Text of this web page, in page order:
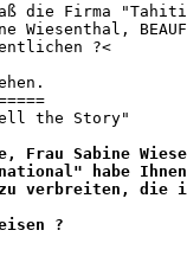
die Firma
?<
the Story"
Frau Sabine
habe
zu verbreiten, die
?